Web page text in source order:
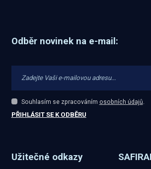
Odběr novinek na e-mail:
Souhlasím
se
zpracováním
Souhlasím se zpracováním osobních údajů
PŘIHLÁSIT SE K ODBĚRU
nepodařilo
Užitečné odkazy